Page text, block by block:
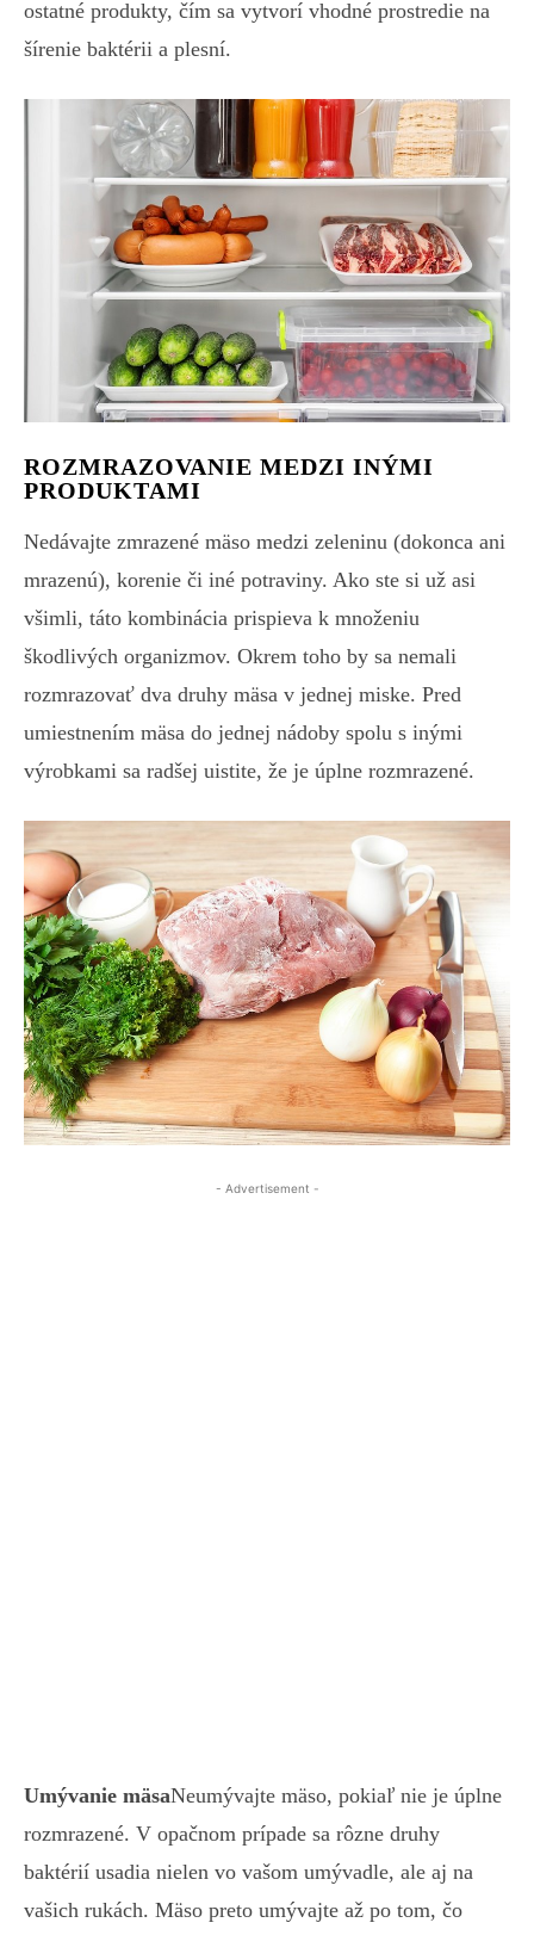
ostatné produkty, čím sa vytvorí vhodné prostredie na
šírenie baktérii a plesní.
ROZMRAZOVANIE MEDZI INÝMI
PRODUKTAMI
Nedávajte zmrazené mäso medzi zeleninu (dokonca ani
mrazenú), korenie či iné potraviny. Ako ste si už asi
všimli, táto kombinácia prispieva k množeniu
škodlivých organizmov. Okrem toho by sa nemali
rozmrazovať dva druhy mäsa v jednej miske. Pred
umiestnením mäsa do jednej nádoby spolu s inými
výrobkami sa radšej uistite, že je úplne rozmrazené.
- Advertisement -
Umývanie mäsaNeumývajte mäso, pokiaľ nie je úplne
rozmrazené. V opačnom prípade sa rôzne druhy
baktérií usadia nielen vo vašom umývadle, ale aj na
vašich rukách. Mäso preto umývajte až po tom, čo